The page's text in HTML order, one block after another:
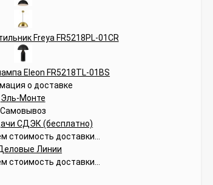
о доставке
Эль-Монте
Самовывоз
СДЭК (бесплатно)
стоимость доставки...
Линии
стоимость доставки...